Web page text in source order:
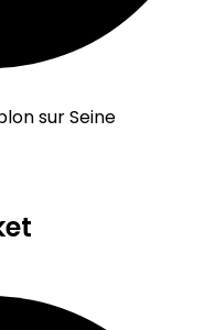
sur Seine